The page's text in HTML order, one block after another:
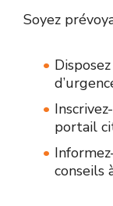
Soyez
portail
conseils